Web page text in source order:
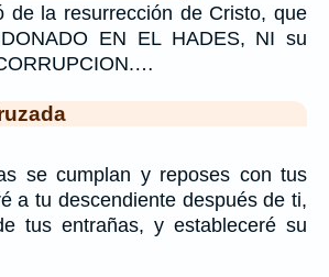
de la resurrección de Cristo, que
EN EL HADES, NI su
se cumplan y reposes con tus
a tu descendiente después de ti,
tus entrañas, y estableceré su